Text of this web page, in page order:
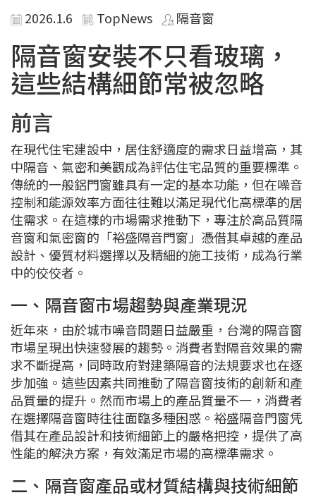
2026.1.6 TopNews 隔音窗
隔音窗安裝不只看玻璃，
這些結構細節常被忽略
前言
在現代住宅建設中，居住舒適度的需求日益增高，其
中隔音、氣密和美觀成為評估住宅品質的重要標準。
傳統的一般鋁門窗雖具有一定的基本功能，但在噪音
控制和能源效率方面往往難以滿足現代化高標準的居
住需求。在這樣的市場需求推動下，專注於高品質隔
音窗和氣密窗的「裕盛隔音門窗」憑借其卓越的產品
設計、優質材料選擇以及精細的施工技術，成為行業
中的佼佼者。
一、隔音窗市場趨勢與產業現況
近年來，由於城市噪音問題日益嚴重，台灣的隔音窗
市場呈現出快速發展的趨勢。消費者對隔音效果的需
求不斷提高，同時政府對建築隔音的法規要求也在逐
步加強。這些因素共同推動了隔音窗技術的創新和產
品質量的提升。然而市場上的產品質量不一，消費者
在選擇隔音窗時往往面臨多種困惑。裕盛隔音門窗凭
借其在產品設計和技術細節上的嚴格把控，提供了高
性能的解決方案，有效滿足市場的高標準需求。
二、隔音窗產品或材質結構與技術細節